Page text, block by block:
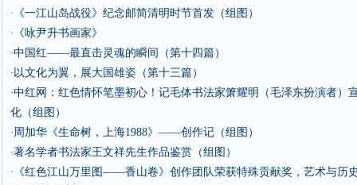
· 《一江山岛战役》纪念邮简清明时节首发（组图）
· 《咏尹升书画家》
·中国红——最直击灵魂的瞬间（第十四篇）
·以文化为翼，展大国雄姿（第十三篇）
·中红网：红色情怀笔墨初心！记毛体书法家箫耀明（毛泽东扮演者）
化（组图）
·周加华《生命树，上海1988》——创作记（组图）
·著名学者书法家王文祥先生作品鉴赏（组图）
·
《红色江山万里图——香山卷》创作团队荣获特殊贡献奖，艺术与历